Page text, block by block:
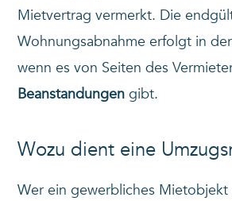
Mietvertrag vermerkt. Die
Wohnungsabnahme erfolgt in
wenn es von Seiten des
Beanstandungen gibt.
Wozu dient eine
Wer ein gewerbliches